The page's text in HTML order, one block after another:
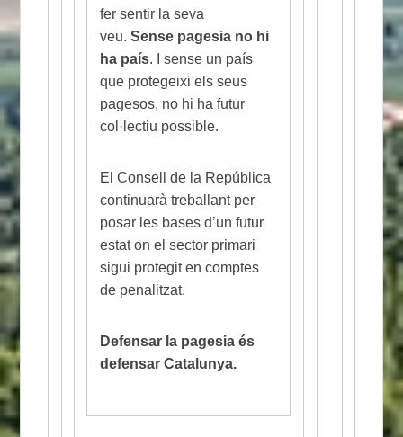
fer sentir la seva
veu. Sense pagesia no hi
ha país. I sense un país
que protegeixi els seus
pagesos, no hi ha futur
col·lectiu possible.
El Consell de la República
continuarà treballant per
posar les bases d’un futur
estat on el sector primari
sigui protegit en comptes
de penalitzat.
Defensar la pagesia és
defensar Catalunya.